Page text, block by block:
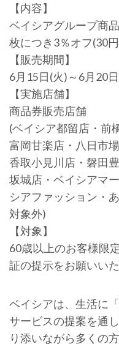
【内容】
ベイシアグループ商
枚につき3％オフ
【販売期間】
6月15日(火)～6月20
【実施店舗】
商品券販売店舗
(ベイシア都留店・前
富岡甘楽店・八日市
香取小見川店・磐田
坂城店・ベイシアマ
シアファッション・
対象外)
【対象】
60歳以上のお客様
証の提示をお願いい
ベイシアは、生活に
サービスの提案を通
り添いながら多くの